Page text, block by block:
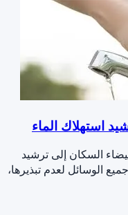
استهلاك الماء
السكان إلى ترشيد
الوسائل لعدم تبذيرها،